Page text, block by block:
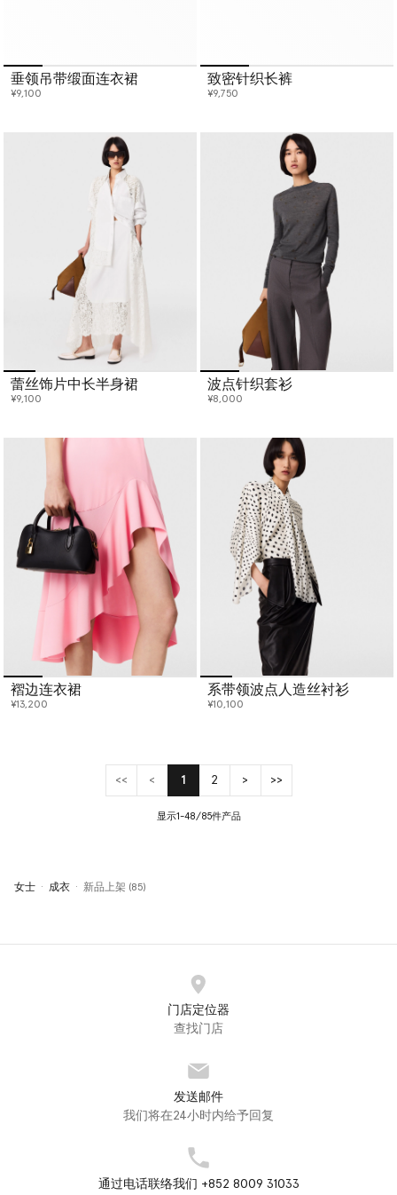
垂领吊带缎面连衣裙
¥9,100
致密针织长裤
¥9,750
蕾丝饰片中长半身裙
¥9,100
波点针织套衫
¥8,000
褶边连衣裙
¥13,200
系带领波点人造丝衬衫
¥10,100
<< < 1(current)
2 > >>
显示1-48/85件产品
女士 成衣 新品上架 (85)
门店定位器
查找门店
发送邮件
我们将在24小时内给予回复
通过电话联络我们 +852 8009 31033